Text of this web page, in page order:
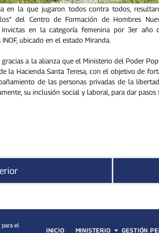
en la que jugaron todos contra todos,
del Centro de Formación de Hombres
invictas en la categoría femenina por 3er año
ubicado en el estado Miranda.
gracias a la alianza que el Ministerio del Poder
la Hacienda Santa Teresa, con el objetivo de
de las personas privadas de la
su inclusión social y laboral, para dar pasos
INICIO MINISTERIO GESTIÓN